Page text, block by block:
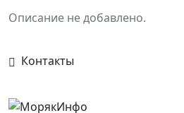
Описание не добавлено.
Контакты